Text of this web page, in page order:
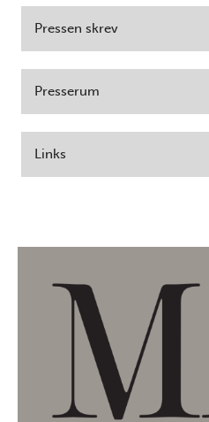
Pressen skrev
Presserum
Links